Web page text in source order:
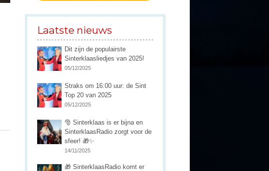
Laatste nieuws
Dit zijn de populairste
Sinterklaasliedjes van 2025!
05/12/2025
Straks om 16:00 uur: de Sint
Top 20 van 2025
05/12/2025
🎅 Sinterklaas is er bijna en
SinterklaasRadio zorgt voor de
sfeer! 🎁✨
14/11/2025
🎁 SinterklaasRadio komt er